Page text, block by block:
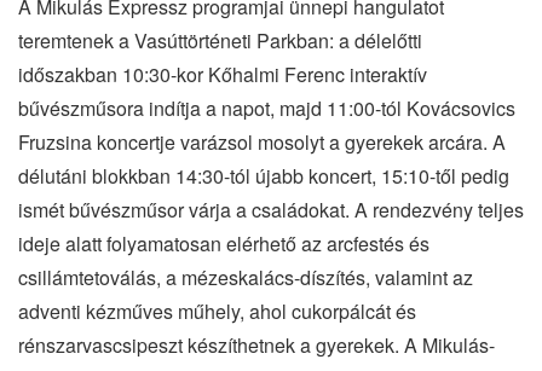
A Mikulás Expressz programjai ünnepi hangulatot
teremtenek a Vasúttörténeti Parkban: a délelőtti
időszakban 10:30-kor Kőhalmi Ferenc interaktív
bűvészműsora indítja a napot, majd 11:00-tól Kovácsovics
Fruzsina koncertje varázsol mosolyt a gyerekek arcára. A
délutáni blokkban 14:30-tól újabb koncert, 15:10-től pedig
ismét bűvészműsor várja a családokat. A rendezvény teljes
ideje alatt folyamatosan elérhető az arcfestés és
csillámtetoválás, a mézeskalács-díszítés, valamint az
adventi kézműves műhely, ahol cukorpálcát és
rénszarvascsipeszt készíthetnek a gyerekek. A Mikulás-